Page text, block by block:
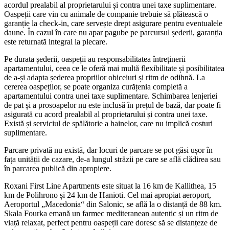
acordul prealabil al proprietarului și contra unei taxe suplimentare.
Oaspeții care vin cu animale de companie trebuie să plătească o
garanție la check-in, care servește drept asigurare pentru eventualele
daune. În cazul în care nu apar pagube pe parcursul șederii, garanția
este returnată integral la plecare.
Pe durata șederii, oaspeții au responsabilitatea întreținerii
apartamentului, ceea ce le oferă mai multă flexibilitate și posibilitatea
de a-și adapta șederea propriilor obiceiuri și ritm de odihnă. La
cererea oaspeților, se poate organiza curățenia completă a
apartamentului contra unei taxe suplimentare. Schimbarea lenjeriei
de pat și a prosoapelor nu este inclusă în prețul de bază, dar poate fi
asigurată cu acord prealabil al proprietarului și contra unei taxe.
Există și serviciul de spălătorie a hainelor, care nu implică costuri
suplimentare.
Parcare privată nu există, dar locuri de parcare se pot găsi ușor în
fața unității de cazare, de-a lungul străzii pe care se află clădirea sau
în parcarea publică din apropiere.
Roxani First Line Apartments este situat la 16 km de Kallithea, 15
km de Polihrono și 24 km de Hanioti. Cel mai apropiat aeroport,
Aeroportul „Macedonia“ din Salonic, se află la o distanță de 88 km.
Skala Fourka emană un farmec mediteranean autentic și un ritm de
viață relaxat, perfect pentru oaspeții care doresc să se distanțeze de